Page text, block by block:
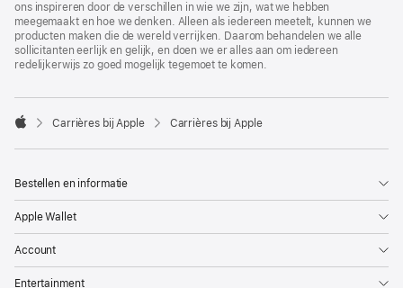
ons inspireren door de verschillen in wie we zijn, wat we hebben
meegemaakt en hoe we denken. Alleen als iedereen meetelt, kunnen we
producten maken die de wereld verrijken. Daarom behandelen we alle
sollicitanten eerlijk en gelijk, en doen we er alles aan om iedereen
redelijkerwijs zo goed mogelijk tegemoet te komen.

Carrières bij Apple Carrières bij Apple
Bestellen en informatie
Apple Wallet
Account
Entertainment